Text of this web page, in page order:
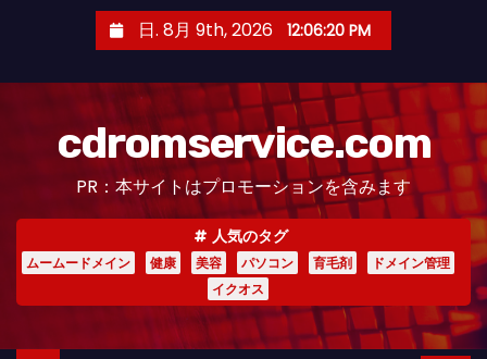
日. 8月 9th, 2026 12:06:21 PM
cdromservice.com
PR：本サイトはプロモーションを含みます
人気のタグ
ムームードメイン 健康 美容 パソコン 育毛剤
ドメイン管理
イクオス